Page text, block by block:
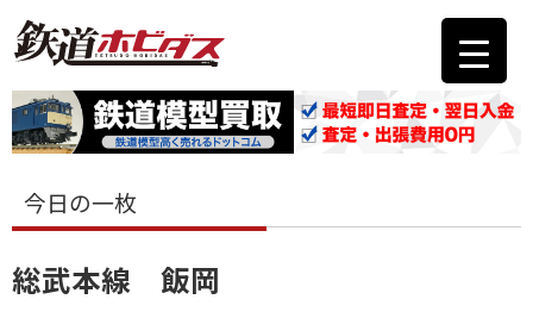
今日の一枚
総武本線 飯岡